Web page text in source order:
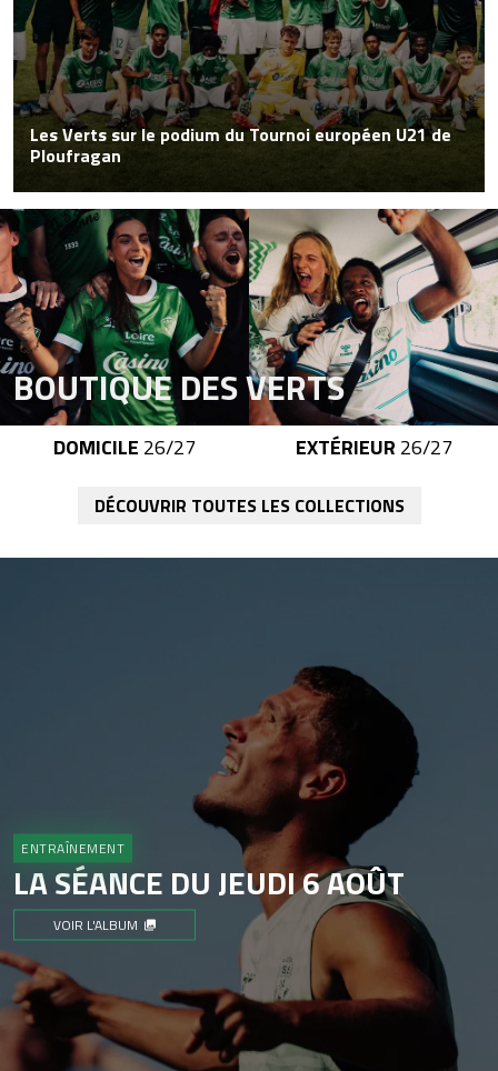
Les Verts sur le podium du Tournoi européen U21 de
Ploufragan
DOMICILE 26/27 EXTÉRIEUR 26/27
DÉCOUVRIR TOUTES LES COLLECTIONS
ENTRAÎNEMENT
LA SÉANCE DU JEUDI 6 AOÛT
VOIR L'ALBUM